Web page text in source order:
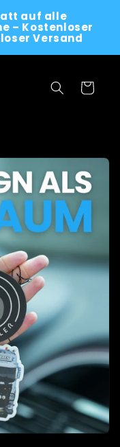
auf alle
– Kostenloser
Versand
Cart